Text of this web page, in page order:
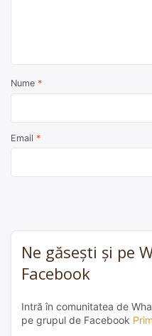
Nume *
Email *
Ne găsești și pe
Facebook
Intră în comunitatea de
pe grupul de Facebook